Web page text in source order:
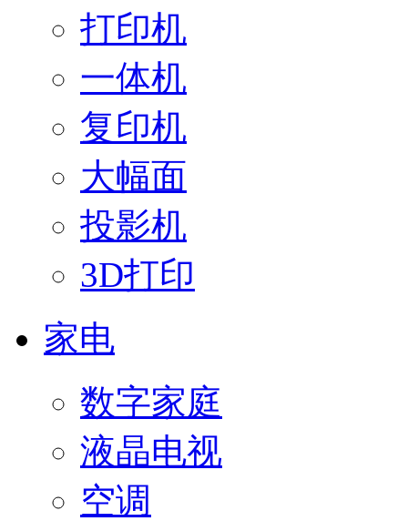
打印机
一体机
复印机
大幅面
投影机
3D打印
家电
数字家庭
液晶电视
空调